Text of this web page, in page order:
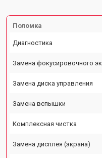
Поломка
Диагностика
Замена фокусировочного
Замена диска управления
Замена вспышки
Комплексная чистка
Замена дисплея (экрана)